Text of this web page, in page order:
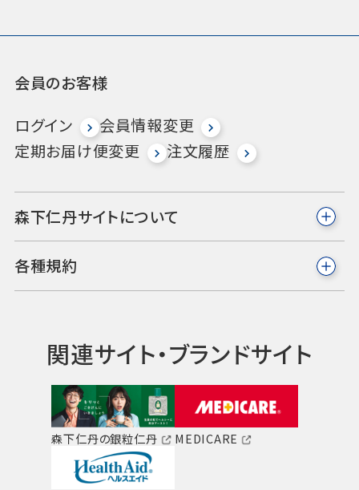
会員のお客様
ログイン
会員情報変更
定期お届け便変更
注文履歴
森下仁丹サイトについて
各種規約
関連サイト・ブランドサイト
森下仁丹の銀粒仁丹 MEDICARE